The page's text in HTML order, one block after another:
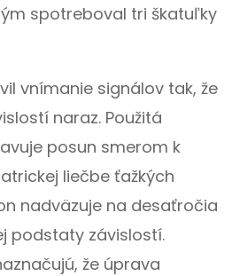
spotreboval tri škatuľky
vnímanie signálov tak, že
naraz. Použitá
posun smerom k
liečbe ťažkých
nadväzuje na desaťročia
podstaty závislostí.
že úprava